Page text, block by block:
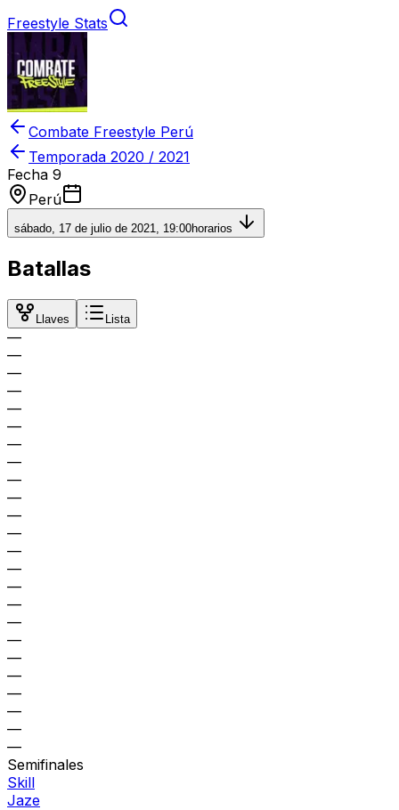
Freestyle Stats
Combate Freestyle Perú
Temporada 2020 / 2021
Fecha 9
Perú
sábado, 17 de julio de 2021, 19:00horarios
Batallas
Llaves Lista
—
—
—
—
—
—
—
—
—
—
—
—
—
—
—
—
—
—
—
—
—
—
—
—
Semifinales
Skill
Jaze